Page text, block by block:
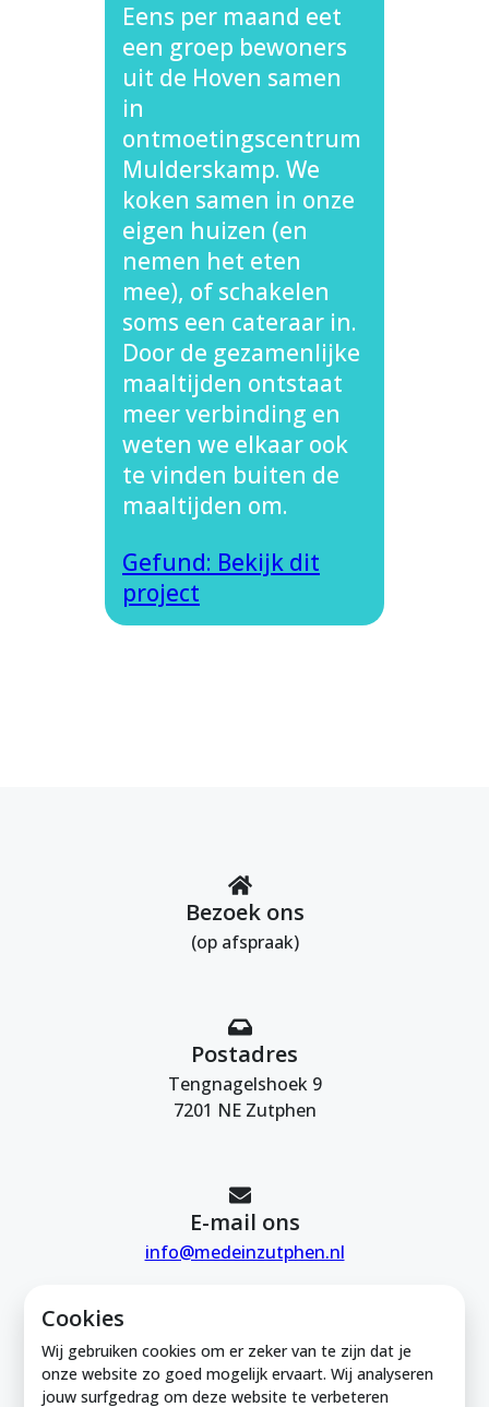
Cookies
Wij gebruiken cookies om er zeker van te zijn dat je
onze website zo goed mogelijk ervaart. Wij analyseren
jouw surfgedrag om deze website te verbeteren
Eens per maand eet
een groep bewoners
uit de Hoven samen
in
ontmoetingscentrum
Mulderskamp. We
koken samen in onze
eigen huizen (en
nemen het eten
mee), of schakelen
soms een cateraar in.
Door de gezamenlijke
maaltijden ontstaat
meer verbinding en
weten we elkaar ook
te vinden buiten de
maaltijden om.
Gefund: Bekijk dit
project
Bezoek ons
(op afspraak)
Postadres
Tengnagelshoek 9
7201 NE Zutphen
E-mail ons
info@medeinzutphen.nl